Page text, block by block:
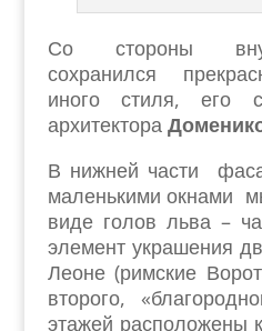
Со стороны
сохранился
иного стиля, его
архитектора
В нижней части
маленькими окнами
виде голов льва –
элемент украшения
Леоне (римские
второго,
этажей расположены